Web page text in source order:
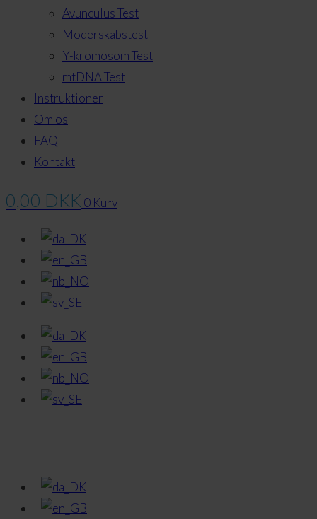
Avunculus Test
Moderskabstest
Y-kromosom Test
mtDNA Test
Instruktioner
Om os
FAQ
Kontakt
0,00 DKK 0 Kurv